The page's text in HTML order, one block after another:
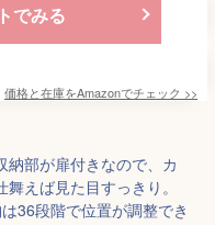
でみる
価格と在庫をAmazonでチェック >>
納部が扉付きなので、カ
えば見た目すっきり。
36段階で位置が調整でき